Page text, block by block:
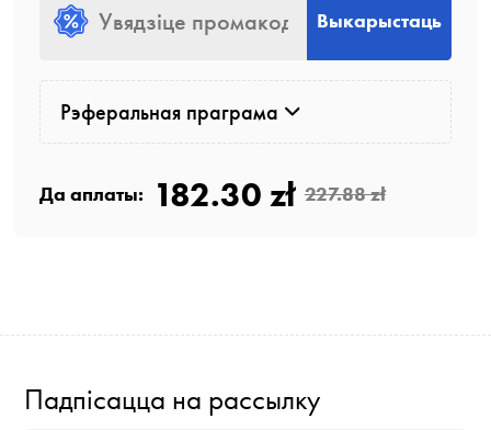
Выкарыстаць
Рэферальная праграма
Да аплаты: 182.30 zł 227.88 zł
Падпісацца на рассылку